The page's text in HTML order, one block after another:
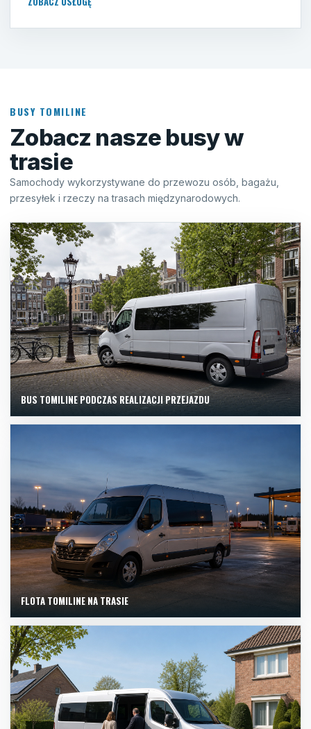
BUSY TOMILINE
Zobacz nasze busy w
trasie
Samochody wykorzystywane do przewozu osób, bagażu,
przesyłek i rzeczy na trasach międzynarodowych.
BUS TOMILINE PODCZAS REALIZACJI PRZEJAZDU
FLOTA TOMILINE NA TRASIE